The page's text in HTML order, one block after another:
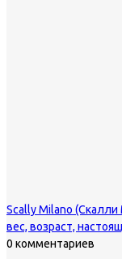
Scally Milano
вес, возраст,
0 комментариев